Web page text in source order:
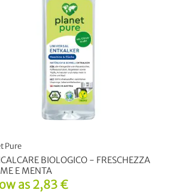
as 2,83 €
Pure
BIOLOGICO - FRESCHEZZA
E MENTA